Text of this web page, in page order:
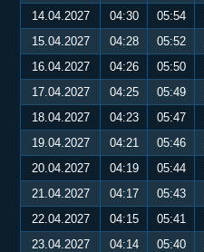
14.04.2027 04:30 05:54
15.04.2027
04:28 05:52
16.04.2027
04:26 05:50
17.04.2027
04:25 05:49
18.04.2027
04:23 05:47
19.04.2027
04:21 05:46
20.04.2027
04:19 05:44
21.04.2027
04:17 05:43
22.04.2027
04:15 05:41
23.04.2027
04:14 05:40